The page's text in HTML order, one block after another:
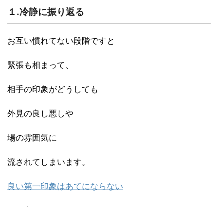
１.冷静に振り返る
お互い慣れてない段階ですと
緊張も相まって、
相手の印象がどうしても
外見の良し悪しや
場の雰囲気に
流されてしまいます。
良い第一印象はあてにならない